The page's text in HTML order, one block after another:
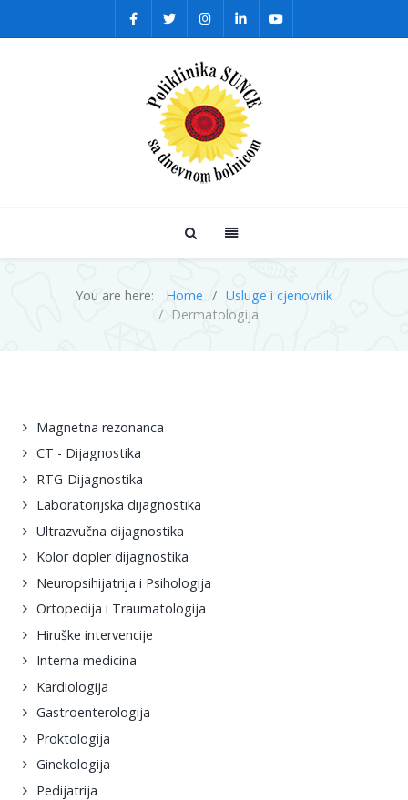
You are here: Home
Usluge i cjenovnik
Dermatologija
Magnetna rezonanca
CT - Dijagnostika
RTG-Dijagnostika
Laboratorijska dijagnostika
Ultrazvučna dijagnostika
Kolor dopler dijagnostika
Neuropsihijatrija i Psihologija
Ortopedija i Traumatologija
Hiruške intervencije
Interna medicina
Kardiologija
Gastroenterologija
Proktologija
Ginekologija
Pedijatrija